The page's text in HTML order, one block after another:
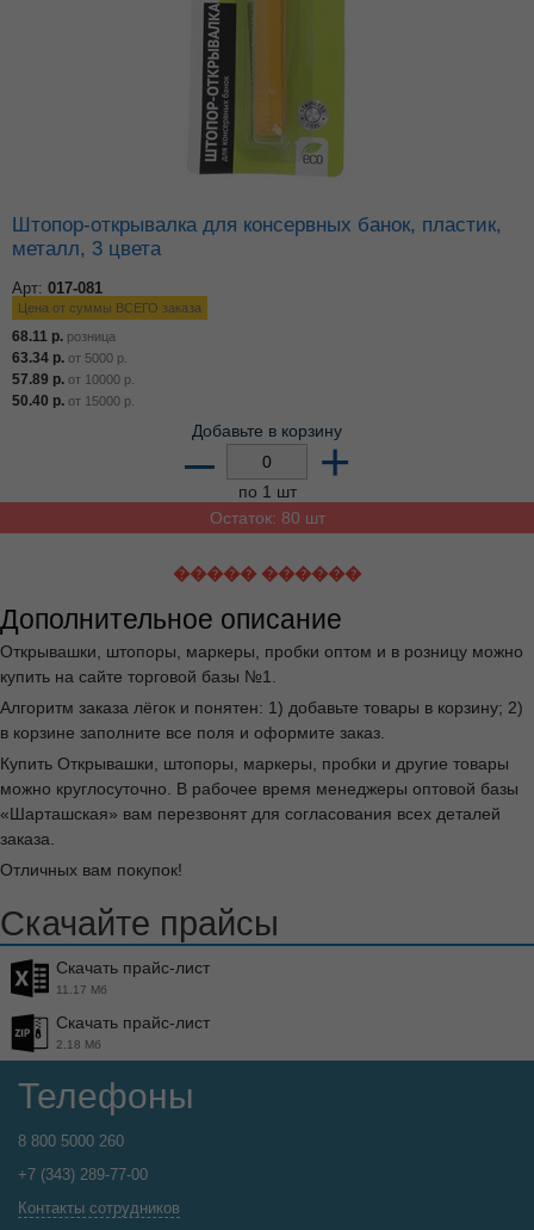
Штопор-открывалка для консервных банок, пластик,
металл, 3 цвета
Арт: 017-081
Цена от суммы ВСЕГО заказа
68.11 р. розница
63.34 р. от 5000 р.
57.89 р. от 10000 р.
50.40 р. от 15000 р.
Добавьте в корзину
– +
по 1 шт
Остаток: 80 шт
����� ������
Дополнительное описание
Открывашки, штопоры, маркеры, пробки оптом и в розницу можно
купить на сайте торговой базы №1.
Алгоритм заказа лёгок и понятен: 1) добавьте товары в корзину; 2)
в корзине заполните все поля и оформите заказ.
Купить Открывашки, штопоры, маркеры, пробки и другие товары
можно круглосуточно. В рабочее время менеджеры оптовой базы
«Шарташская» вам перезвонят для согласования всех деталей
заказа.
Отличных вам покупок!
Скачайте прайсы
Скачать прайс-лист
11.17 Мб
Скачать прайс-лист
2.18 Мб
Телефоны
8 800 5000 260
+7 (343) 289-77-00
Контакты сотрудников